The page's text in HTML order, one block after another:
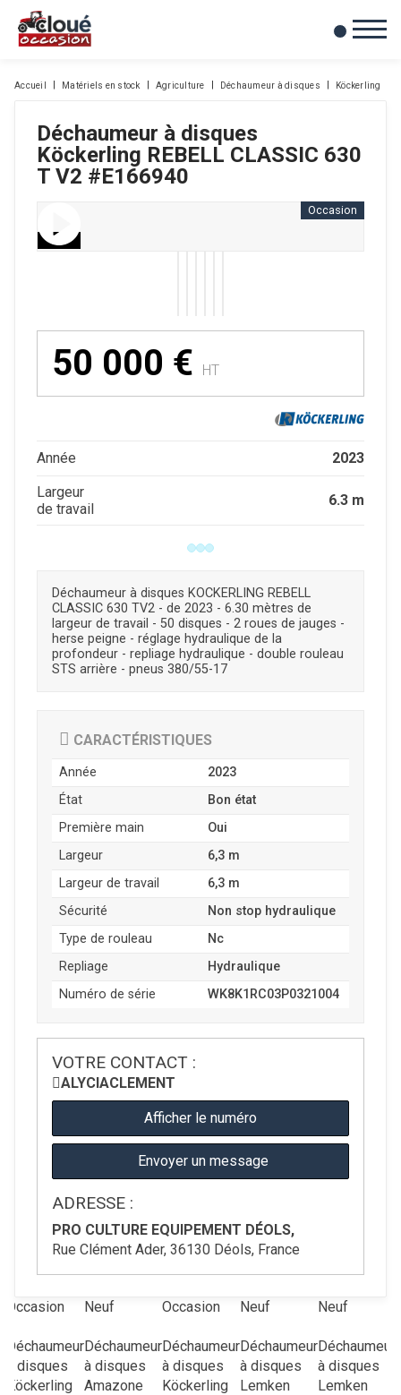
Mes favoris
0
Accueil Matériels en stock Agriculture Déchaumeur à disques Köckerling
Déchaumeur à disques
Köckerling REBELL CLASSIC 630
T V2 #E166940
Occasion
Déchaumeur à disques KOCKERLING REBELL
CLASSIC 630 TV2 - de 2023 - 6.30 mètres de
largeur de travail - 50 disques - 2 roues de jauges -
herse peigne - réglage hydraulique de la
profondeur - repliage hydraulique - double rouleau
STS arrière - pneus 380/55-17
CARACTÉRISTIQUES
Année
2023
État
Bon état
Première main
Oui
Largeur
6,3 m
Largeur de travail
6,3 m
Sécurité
Non stop hydraulique
Type de rouleau
Nc
Repliage
Hydraulique
Numéro de série
WK8K1RC03P0321004
50 000 € HT
Année
2023
Largeur
de travail
6.3 m
VOTRE CONTACT :
ALYCIACLEMENT
Afficher le numéro
Envoyer un message
ADRESSE :
PRO CULTURE EQUIPEMENT DÉOLS,
Rue Clément Ader, 36130 Déols, France
Occasion
Déchaumeur
à disques
Köckerling
Neuf
Déchaumeur
à disques
Amazone
Occasion
Déchaumeur
à disques
Köckerling
Neuf
Déchaumeur
à disques
Lemken
Neuf
Déchaumeur
à disques
Lemken